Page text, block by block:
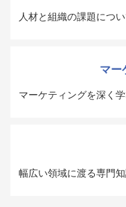
人材と組織の課題につ
マー
マーケティングを深く
幅広い領域に渡る専門